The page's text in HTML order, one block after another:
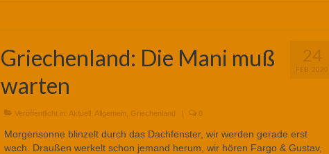
24
FEB. 2020
Griechenland: Die Mani muß
warten
Veröffentlicht in: Aktuell, Allgemein Griechenland | 0
Morgensonne blinzelt durch das Dachfenster, wir werden gerade erst
wach. Draußen werkelt schon jemand herum, wir hören Fargo & Gustav,